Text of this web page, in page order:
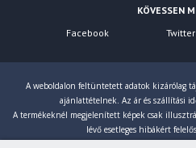
KÖVESSEN
Facebook
Twitter
A weboldalon feltüntetett adatok kizárólag
ajánlattételnek. Az ár és szállítási
A termékeknél megjelenített képek csak
lévő esetleges hibákért